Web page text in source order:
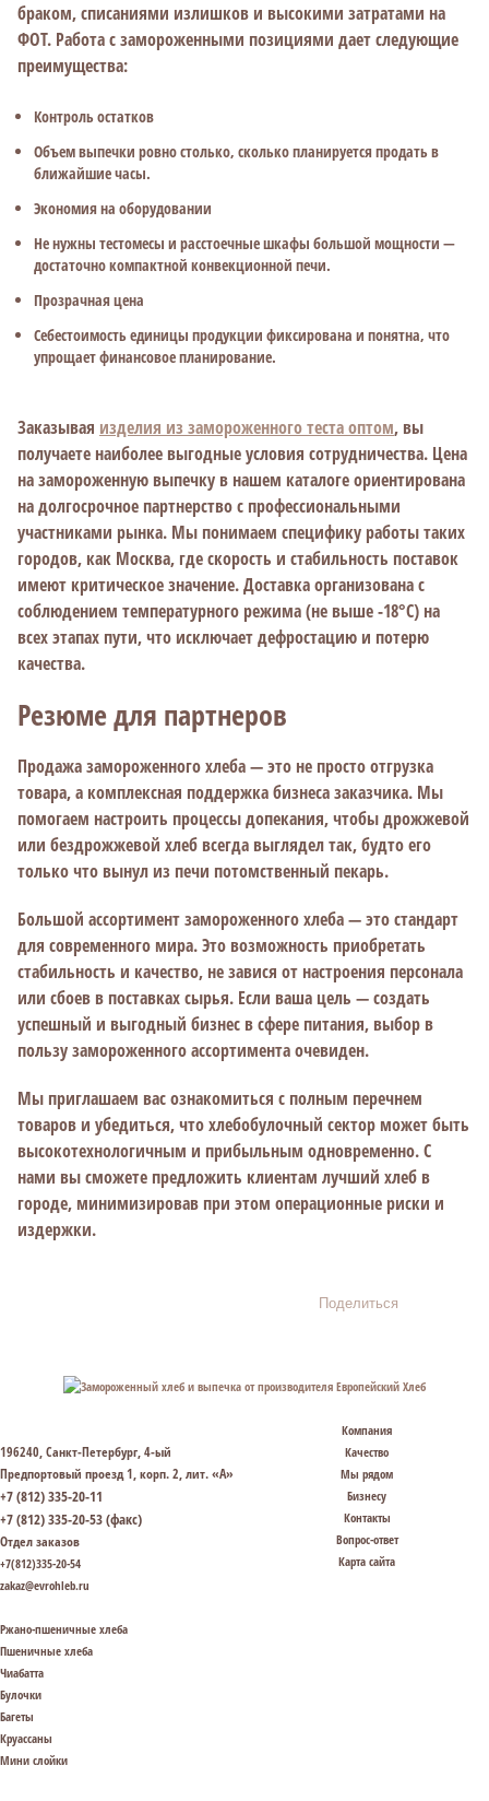
браком, списаниями излишков и высокими затратами на
ФОТ. Работа с замороженными позициями дает следующие
преимущества:
Контроль остатков
Объем выпечки ровно столько, сколько планируется продать в
ближайшие часы.
Экономия на оборудовании
Не нужны тестомесы и расстоечные шкафы большой мощности —
достаточно компактной конвекционной печи.
Прозрачная цена
Себестоимость единицы продукции фиксирована и понятна, что
упрощает финансовое планирование.
Заказывая изделия из замороженного теста оптом, вы
получаете наиболее выгодные условия сотрудничества. Цена
на замороженную выпечку в нашем каталоге ориентирована
на долгосрочное партнерство с профессиональными
участниками рынка. Мы понимаем специфику работы таких
городов, как Москва, где скорость и стабильность поставок
имеют критическое значение. Доставка организована с
соблюдением температурного режима (не выше -18°C) на
всех этапах пути, что исключает дефростацию и потерю
качества.
Резюме для партнеров
Продажа замороженного хлеба — это не просто отгрузка
товара, а комплексная поддержка бизнеса заказчика. Мы
помогаем настроить процессы допекания, чтобы дрожжевой
или бездрожжевой хлеб всегда выглядел так, будто его
только что вынул из печи потомственный пекарь.
Большой ассортимент замороженного хлеба — это стандарт
для современного мира. Это возможность приобретать
стабильность и качество, не завися от настроения персонала
или сбоев в поставках сырья. Если ваша цель — создать
успешный и выгодный бизнес в сфере питания, выбор в
пользу замороженного ассортимента очевиден.
Мы приглашаем вас ознакомиться с полным перечнем
товаров и убедиться, что хлебобулочный сектор может быть
высокотехнологичным и прибыльным одновременно. С
нами вы сможете предложить клиентам лучший хлеб в
городе, минимизировав при этом операционные риски и
издержки.
Поделиться
196240, Санкт-Петербург, 4-ый
Предпортовый проезд 1, корп. 2, лит. «А»
+7 (812) 335-20-11
+7 (812) 335-20-53 (факс)
Отдел заказов
+7(812)335-20-54
zakaz@evrohleb.ru
Компания
Качество
Мы рядом
Бизнесу
Контакты
Вопрос-ответ
Карта сайта
Ржано-пшеничные хлеба
Пшеничные хлеба
Чиабатта
Булочки
Багеты
Круассаны
Мини слойки